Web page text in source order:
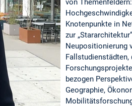
von
Knotenpunkte in
zur
Neupositionierung
Fallstudienstädten,
bezogen
Geographie,